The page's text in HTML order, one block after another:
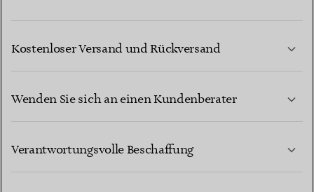
Kostenloser Versand und Rückversand
Wenden Sie sich an einen Kundenberater
Verantwortungsvolle Beschaffung